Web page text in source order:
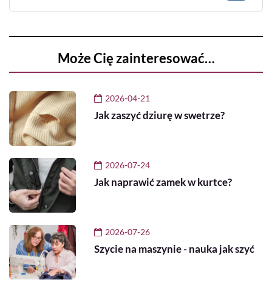
Może Cię zainteresować…
2026-04-21
Jak zaszyć dziurę w swetrze?
2026-07-24
Jak naprawić zamek w kurtce?
2026-07-26
Szycie na maszynie - nauka jak szyć